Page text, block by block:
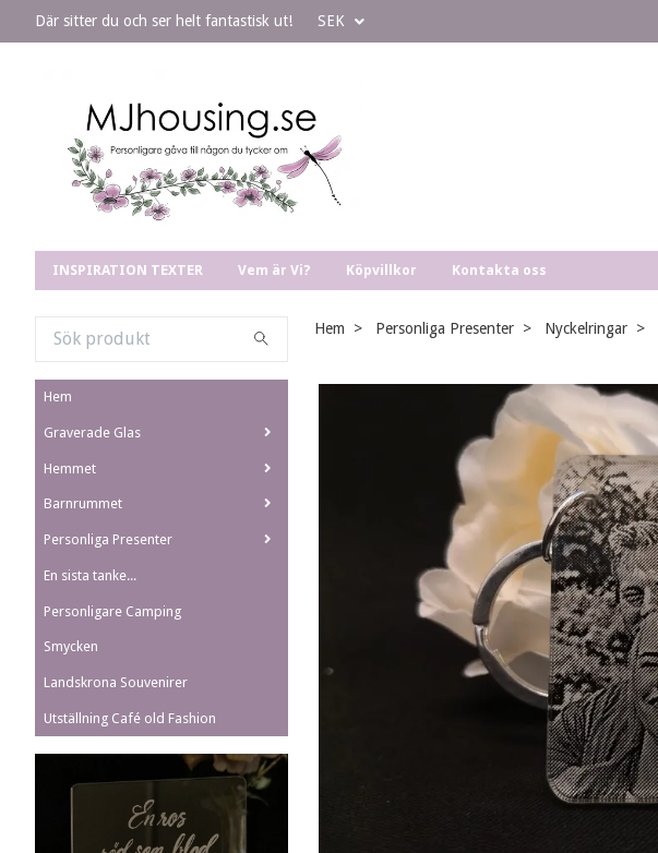
Där sitter du och ser helt fantastisk ut! SEK
INSPIRATION TEXTER Vem är Vi? Köpvillkor Kontakta oss
Hem
Graverade Glas
Hemmet
Barnrummet
Personliga Presenter
En sista tanke...
Personligare Camping
Smycken
Landskrona Souvenirer
Utställning Café old Fashion
Hem Personliga Presenter Nyckelringar